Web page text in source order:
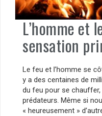
L’homme et
sensation
Le feu et l’homme se
y a des centaines de
du feu pour se chauffer,
prédateurs. Même si
« heureusement »